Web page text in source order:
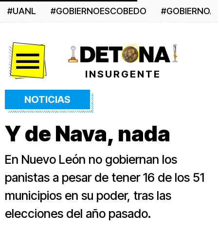
#UANL #GOBIERNOESCOBEDO
INSURGENTE
NOTICIAS
Y de Nava, nada
En Nuevo León no gobiernan los
panistas a pesar de tener 16 de los 51
municipios en su poder, tras las
elecciones del año pasado.